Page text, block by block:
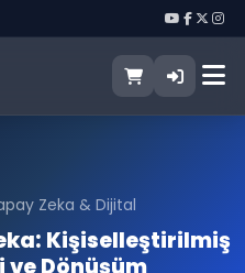
Zeka & Dijital
Kişiselleştirilmiş
ve Dönüşüm